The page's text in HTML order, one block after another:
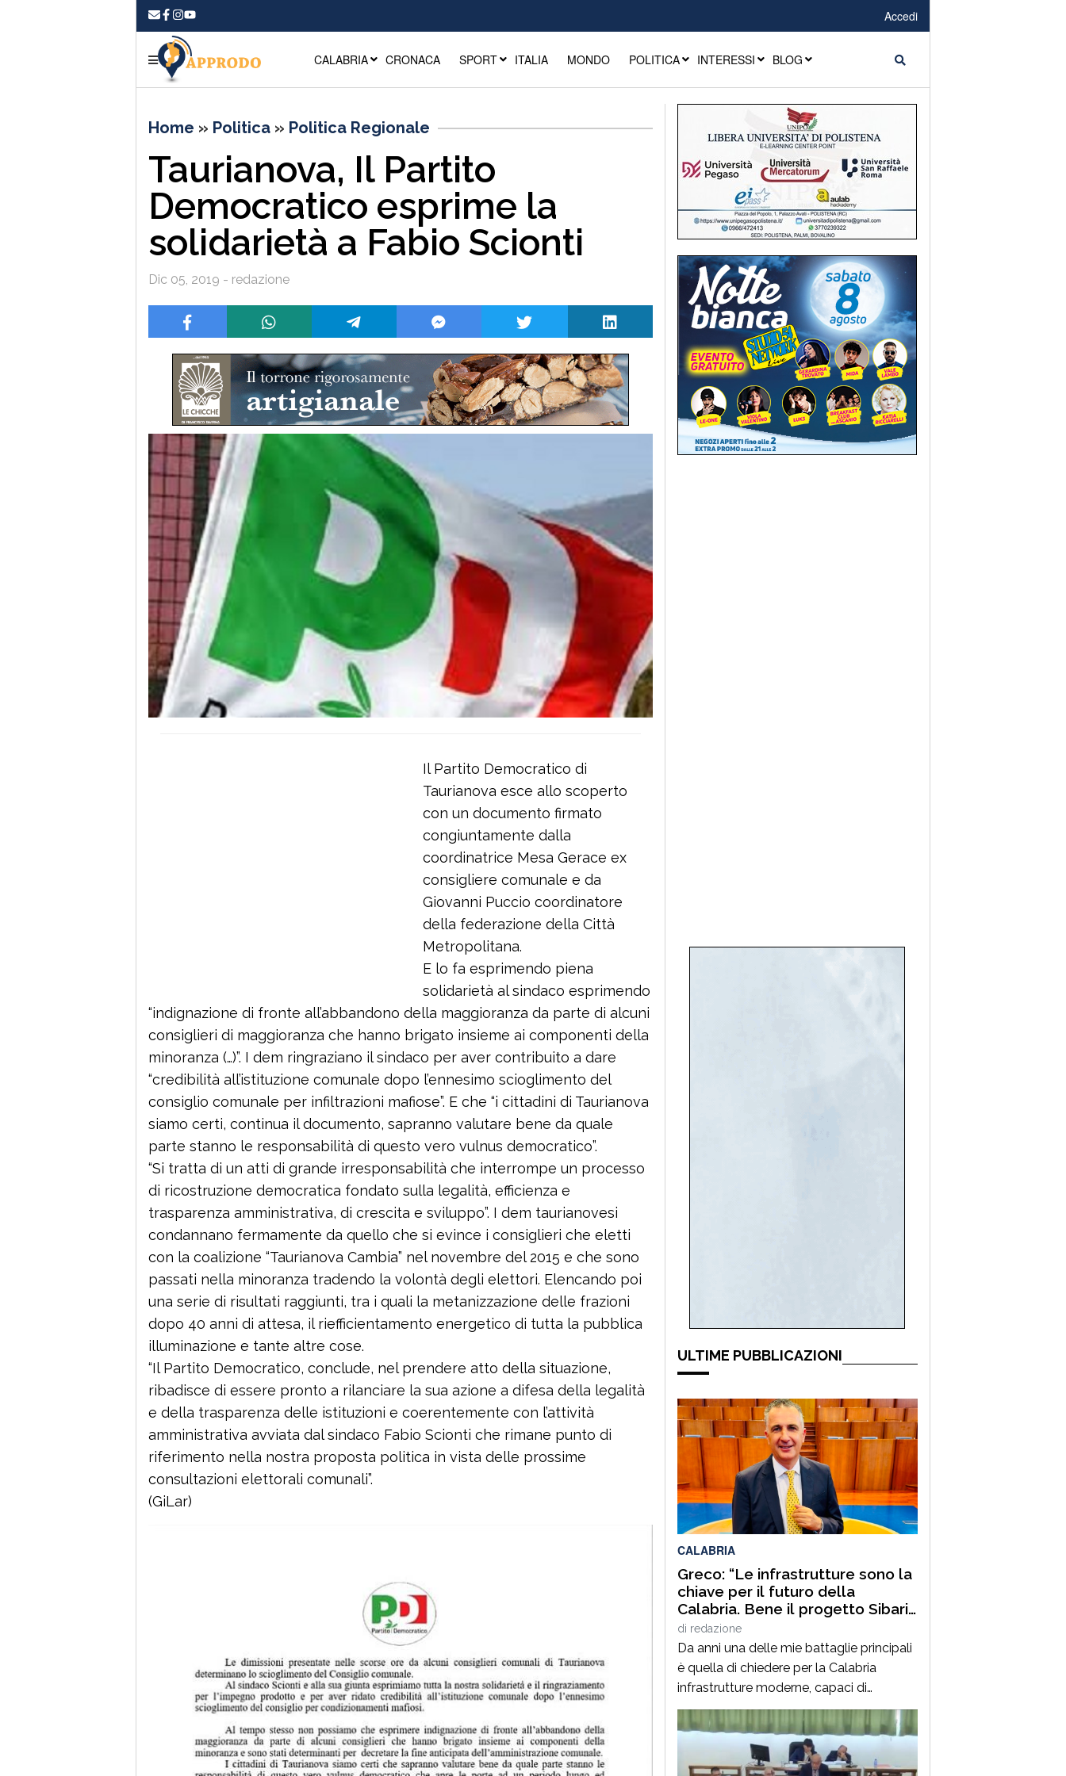
Accedi
CALABRIA CRONACA SPORT ITALIA MONDO POLITICA INTERESSI BLOG
Home » Politica » Politica Regionale
Taurianova, Il Partito
Democratico esprime la
solidarietà a Fabio Scionti
Dic 05, 2019 - redazione
Il Partito Democratico di
Taurianova esce allo scoperto
con un documento firmato
congiuntamente dalla
coordinatrice Mesa Gerace ex
consigliere comunale e da
Giovanni Puccio coordinatore
della federazione della Città
Metropolitana.
E lo fa esprimendo piena
solidarietà al sindaco esprimendo
“indignazione di fronte all’abbandono della maggioranza da parte di alcuni
consiglieri di maggioranza che hanno brigato insieme ai componenti della
minoranza (…)”. I dem ringraziano il sindaco per aver contribuito a dare
“credibilità all’istituzione comunale dopo l’ennesimo scioglimento del
consiglio comunale per infiltrazioni mafiose”. E che “i cittadini di Taurianova
siamo certi, continua il documento, sapranno valutare bene da quale
parte stanno le responsabilità di questo vero vulnus democratico”.
“Si tratta di un atti di grande irresponsabilità che interrompe un processo
di ricostruzione democratica fondato sulla legalità, efficienza e
trasparenza amministrativa, di crescita e sviluppo”. I dem taurianovesi
condannano fermamente da quello che si evince i consiglieri che eletti
con la coalizione “Taurianova Cambia” nel novembre del 2015 e che sono
passati nella minoranza tradendo la volontà degli elettori. Elencando poi
una serie di risultati raggiunti, tra i quali la metanizzazione delle frazioni
dopo 40 anni di attesa, il riefficientamento energetico di tutta la pubblica
illuminazione e tante altre cose.
“Il Partito Democratico, conclude, nel prendere atto della situazione,
ribadisce di essere pronto a rilanciare la sua azione a difesa della legalità
e della trasparenza delle istituzioni e coerentemente con l’attività
amministrativa avviata dal sindaco Fabio Scionti che rimane punto di
riferimento nella nostra proposta politica in vista delle prossime
consultazioni elettorali comunali”.
(GiLar)
ULTIME PUBBLICAZIONI
CALABRIA
Greco: “Le infrastrutture sono la
chiave per il futuro della
Calabria. Bene il progetto Sibari
Fly”
di redazione
Da anni una delle mie battaglie principali
è quella di chiedere per la Calabria
infrastrutture moderne, capaci di
generare sviluppo, creare opportunità e
ridurre quel divario che per troppo tempo
ha penalizzato la nostra regione. La
Sibaritide, in particolare, rappresenta un